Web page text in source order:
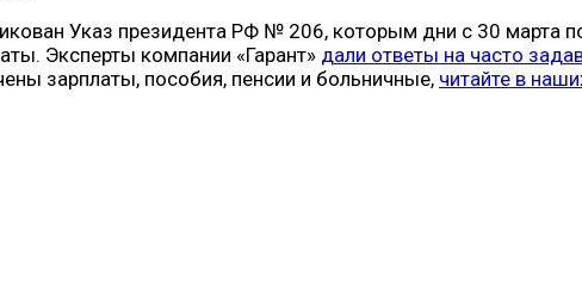
Указ президента РФ № 206, которым дни с 30 марта
Эксперты компании «Гарант» дали ответы на часто
зарплаты, пособия, пенсии и больничные, читайте в